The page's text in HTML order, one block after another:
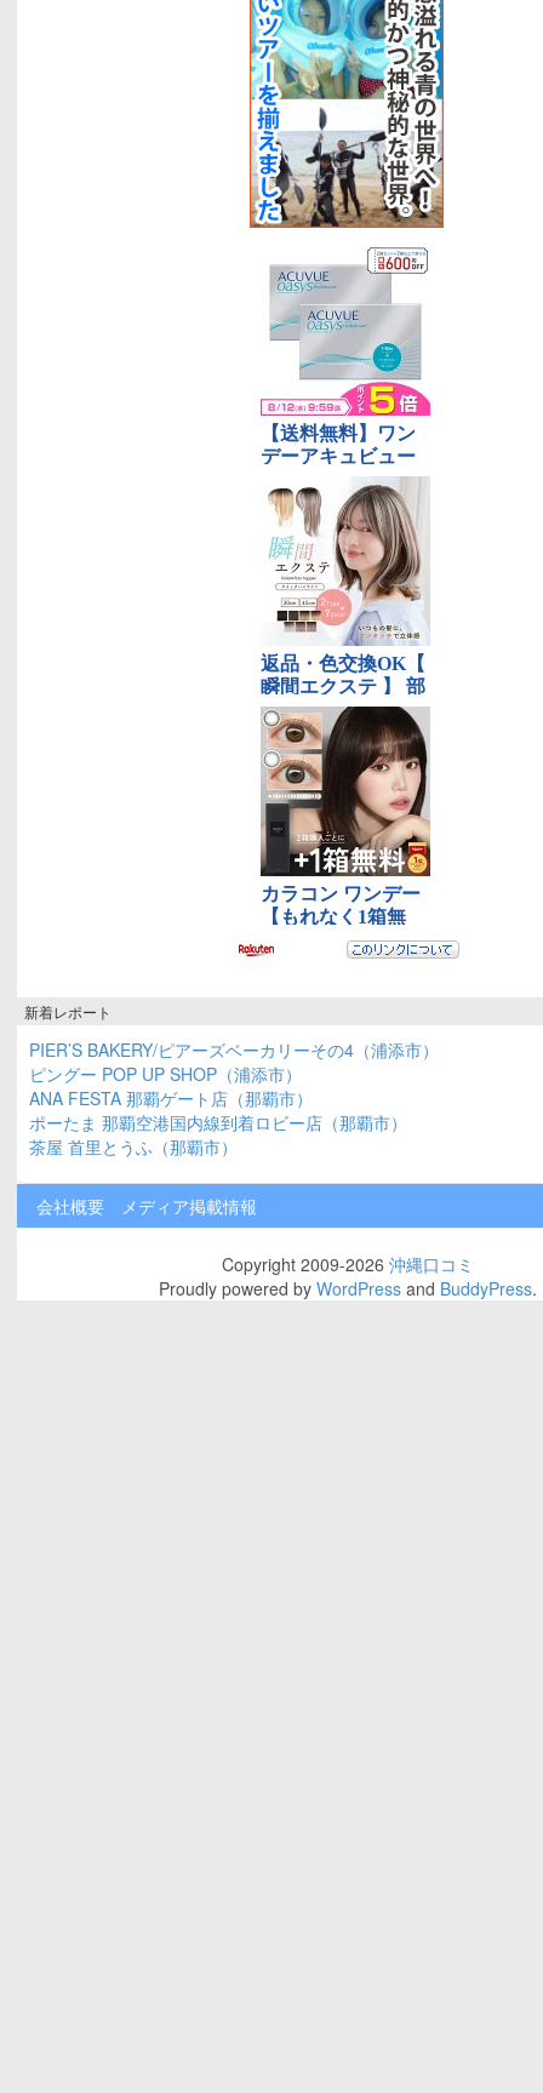
新着レポート
PIER’S BAKERY/ピアーズベーカリーその4（浦添市）
ピングー POP UP SHOP（浦添市）
ANA FESTA 那覇ゲート店（那覇市）
ポーたま 那覇空港国内線到着ロビー店（那覇市）
茶屋 首里とうふ（那覇市）
会社概要 メディア掲載情報
Copyright 2009-2026 沖縄口コミ
Proudly powered by WordPressand BuddyPress.